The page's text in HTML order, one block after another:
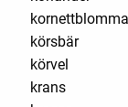
kornettblomma
körsbär
körvel
krans